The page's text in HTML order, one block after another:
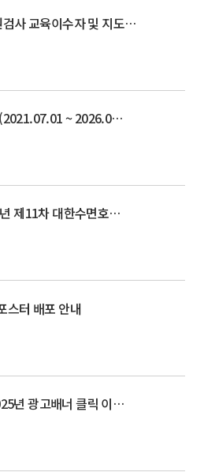
22/06/07 수면다원검사 교육이수자 및 지도의사 취득절차 안내
교육이수증 유효기간(2021.07.01 ~ 2026.06.30) 만료 갱신 절차 안내
[설문조사 안내]2026년 제11차 대한수면호흡학회 춘계학술대회_26-05-10(일)백범김구기념관
스터 배포 안내
대한수면호흡학회 2025년 광고배너 클릭 이벤트 당첨자 발표